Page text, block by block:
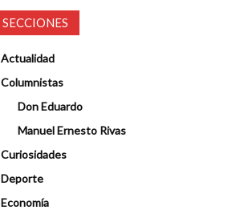
SECCIONES
Actualidad
Columnistas
Don Eduardo
Manuel Ernesto Rivas
Curiosidades
Deporte
Economía